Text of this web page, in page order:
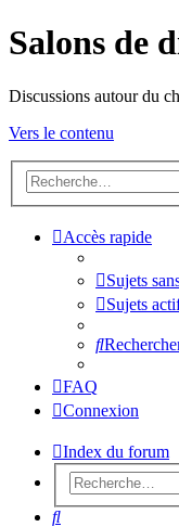
Salons de
Discussions autour du
Vers le contenu
Accès rapide
Sujets
Sujets
FAQ
Connexion
Index du forum
Rechercher